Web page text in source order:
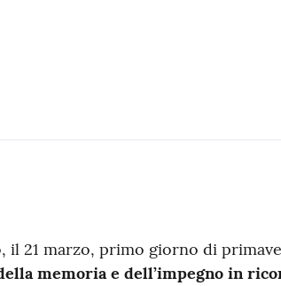
il 21 marzo, primo giorno di
memoria e dell’impegno in